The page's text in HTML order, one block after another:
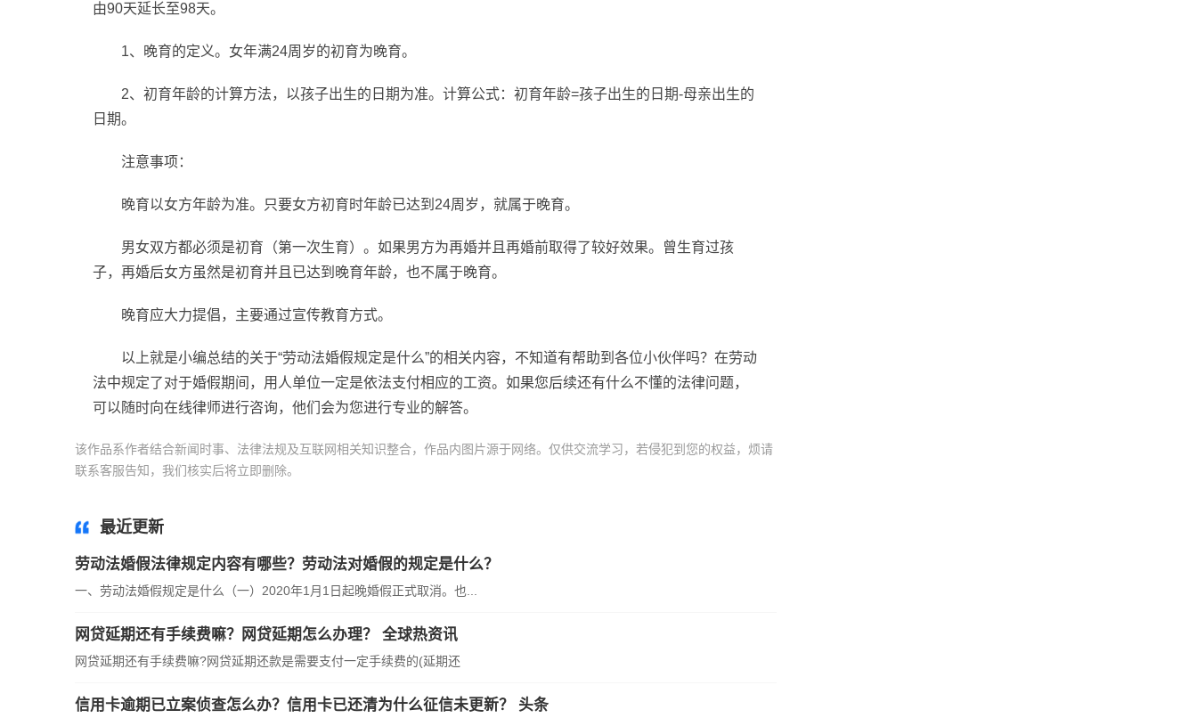
由90天延长至98天。
1、晚育的定义。女年满24周岁的初育为晚育。
2、初育年龄的计算方法，以孩子出生的日期为准。计算公式：初育年龄=孩子出生的日期-母亲出生的
日期。
注意事项：
晚育以女方年龄为准。只要女方初育时年龄已达到24周岁，就属于晚育。
男女双方都必须是初育（第一次生育）。如果男方为再婚并且再婚前取得了较好效果。曾生育过孩
子，再婚后女方虽然是初育并且已达到晚育年龄，也不属于晚育。
晚育应大力提倡，主要通过宣传教育方式。
以上就是小编总结的关于“劳动法婚假规定是什么”的相关内容，不知道有帮助到各位小伙伴吗？在劳动
法中规定了对于婚假期间，用人单位一定是依法支付相应的工资。如果您后续还有什么不懂的法律问题，
可以随时向在线律师进行咨询，他们会为您进行专业的解答。
该作品系作者结合新闻时事、法律法规及互联网相关知识整合，作品内图片源于网络。仅供交流学习，若侵犯到您的权益，烦请
联系客服告知，我们核实后将立即删除。
最近更新
劳动法婚假法律规定内容有哪些？劳动法对婚假的规定是什么？
一、劳动法婚假规定是什么（一）2020年1月1日起晚婚假正式取消。也...
网贷延期还有手续费嘛？网贷延期怎么办理？ 全球热资讯
网贷延期还有手续费嘛?网贷延期还款是需要支付一定手续费的(延期还
信用卡逾期已立案侦查怎么办？信用卡已还清为什么征信未更新？ 头条